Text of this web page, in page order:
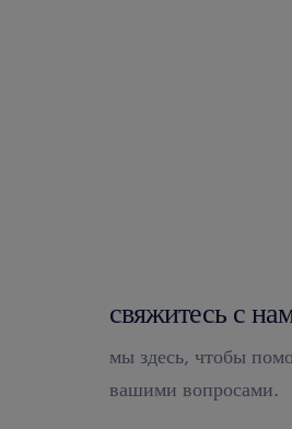
свяжитесь с
мы здесь, чтобы
вашими вопросами.